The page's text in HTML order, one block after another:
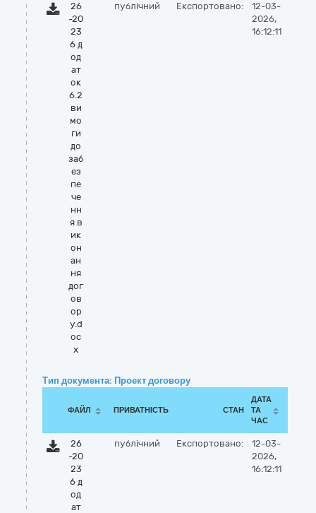
26
-20
23
6 д
од
ат
ок
6.2
ви
мо
ги
до
заб
ез
пе
че
нн
я в
ик
он
ан
ня
дог
ов
ор
у.d
oc
x
публічний Експортовано:
12-03-
2026,
16:12:11
Тип документа: Проект договору
ФАЙЛ ПРИВАТНІСТЬ СТАН
ДАТА
ТА
ЧАС
26
-20
23
6 д
од
ат
публічний Експортовано:
12-03-
2026,
16:12:11